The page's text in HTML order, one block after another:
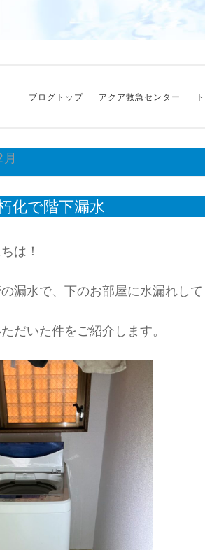
ブログトップ アクア救急センター
化で階下漏水
は！
漏水で、下のお部屋に水漏れし
だいた件をご紹介します。